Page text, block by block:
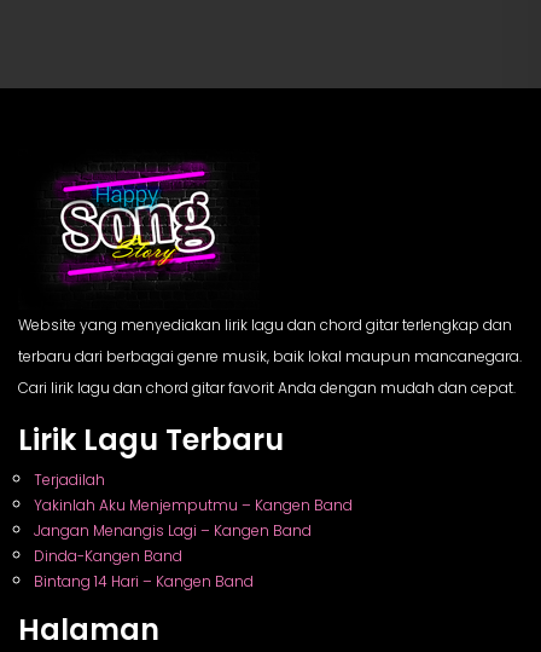
Website yang menyediakan lirik lagu dan chord gitar terlengkap dan
terbaru dari berbagai genre musik, baik lokal maupun mancanegara.
Cari lirik lagu dan chord gitar favorit Anda dengan mudah dan cepat.
Lirik Lagu Terbaru
Terjadilah
Yakinlah Aku Menjemputmu – Kangen Band
Jangan Menangis Lagi – Kangen Band
Dinda-Kangen Band
Bintang 14 Hari – Kangen Band
Halaman